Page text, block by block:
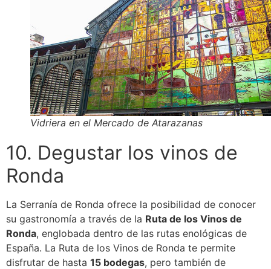
Vidriera en el Mercado de Atarazanas
10. Degustar los vinos de
Ronda
La Serranía de Ronda ofrece la posibilidad de conocer
su gastronomía a través de la Ruta de los Vinos de
Ronda, englobada dentro de las rutas enológicas de
España. La Ruta de los Vinos de Ronda te permite
disfrutar de hasta 15 bodegas, pero también de